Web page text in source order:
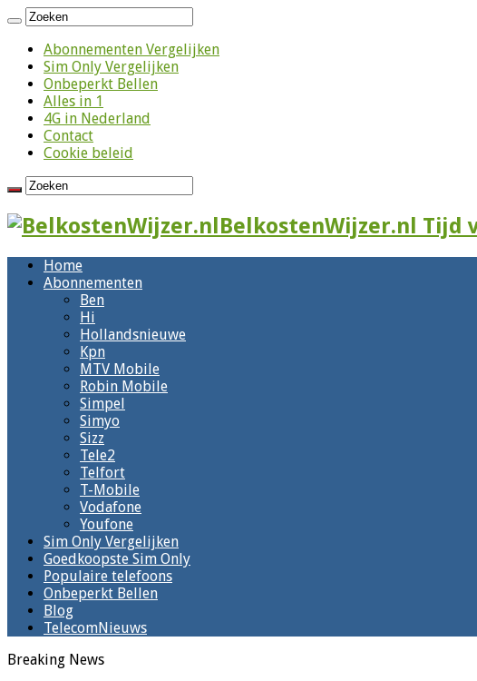
Abonnementen Vergelijken
Sim Only Vergelijken
Onbeperkt Bellen
Alles in 1
4G in Nederland
Contact
Cookie beleid
BelkostenWijzer.nl Tijd
Home
Abonnementen
Ben
Hi
Hollandsnieuwe
Kpn
MTV Mobile
Robin Mobile
Simpel
Simyo
Sizz
Tele2
Telfort
T-Mobile
Vodafone
Youfone
Sim Only Vergelijken
Goedkoopste Sim Only
Populaire telefoons
Onbeperkt Bellen
Blog
TelecomNieuws
Breaking News